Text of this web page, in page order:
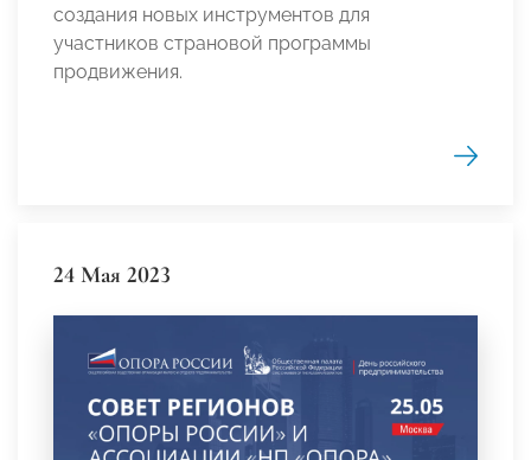
создания новых инструментов для
участников страновой программы
продвижения.
24 Мая 2023